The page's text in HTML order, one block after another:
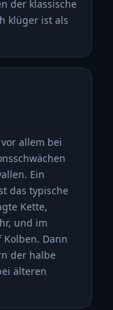
der klassische
klüger ist als
allem bei
Ein
das typische
Kette,
und im
Dann
der halbe
älteren